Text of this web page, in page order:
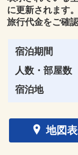
に更新されます
旅行代金をご確
宿泊期間
人数・部屋数
宿泊地
地図